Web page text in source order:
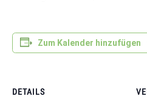
Zum Kalender hinzufügen
DETAILS